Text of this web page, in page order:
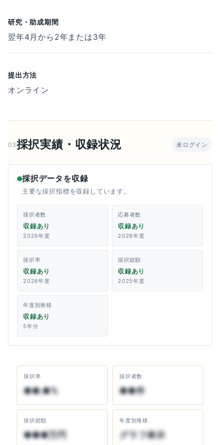
研究・助成期間
翌年4月から2年または3年
提出方法
オンライン
03採択実績・収録状況 未ログイン
採択データを収録
主要な採択指標を収録しています。
採択者数
収録あり
2026年度
応募者数
収録あり
2026年度
採択率
収録あり
2026年度
採択総額
収録あり
2025年度
年度別推移
収録あり
5年分
採択率
●●.●%
採択者数
●●件
採択総額
●●●万円
年度別推移
グラフ表示